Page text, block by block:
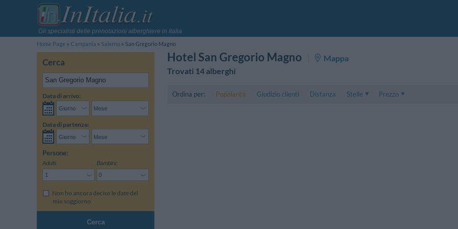
Gli specialisti delle prenotazioni alberghiere in Italia
Home Page
Campania Salerno San Gregorio Magno
Cerca
Data di arrivo:
Data di partenza:
Persone:
Adulti: Bambini:
Non ho ancora deciso le date del
mio soggiorno
Cerca
Hotel San Gregorio Magno
Mappa
Trovati 14 alberghi
Ordina per: Popolarità Giudizio clienti Distanza
Stelle
Prezzo